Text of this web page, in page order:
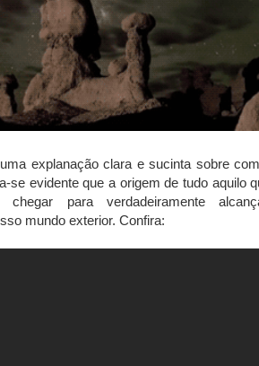
explanação clara e sucinta sobre
se evidente que a origem de tudo aquilo
para verdadeiramente
mundo exterior. Confira: